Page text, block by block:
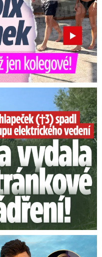
vyjádření na 16 stran